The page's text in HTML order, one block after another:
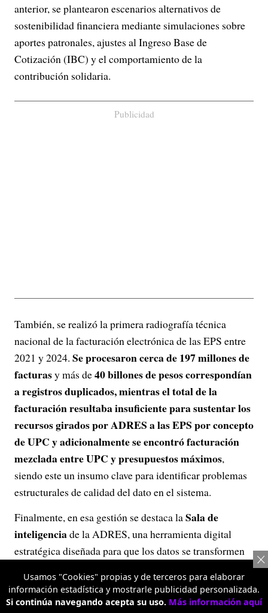
anterior, se plantearon escenarios alternativos de
sostenibilidad financiera mediante simulaciones sobre
aportes patronales, ajustes al Ingreso Base de
Cotización (IBC) y el comportamiento de la
contribución solidaria.
Publicidad
También, se realizó la primera radiografía técnica
nacional de la facturación electrónica de las EPS entre
2021 y 2024. Se procesaron cerca de 197 millones de
facturasy más de40 billones de pesos correspondían
a registros duplicados, mientras el total de la
facturación resultaba insuficiente para sustentar los
recursos girados por ADRES a las EPS por concepto
de UPC y adicionalmente se encontró facturación
mezclada entre UPC y presupuestos máximos,
siendo este un insumo clave para identificar problemas
estructurales de calidad del dato en el sistema.
Finalmente, en esa gestión se destaca laSala de
inteligenciade la ADRES, una herramienta digital
estratégica diseñada para que los datos se transformen
facilitando la consulta de indicadores clave sobre
recaudo, auditoría y pago del sector salud. Su propósito
Usamos "Cookies" propias y de terceros para elaborar
información estadística y mostrarle publicidad personalizada.
Si continúa navegando acepta su uso. Más información aquí